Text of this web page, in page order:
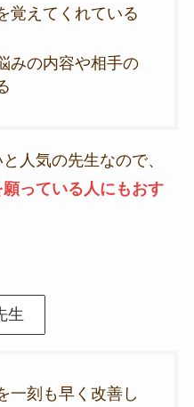
覚えてくれている
みの内容や相手の
人気の先生なので、
っている人にもおす
生
一刻も早く改善し